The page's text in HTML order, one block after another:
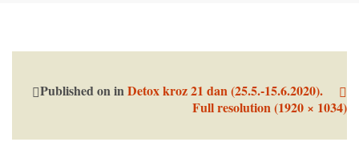
Published oninDetox kroz 21 dan (25.5.-15.6.2020).
Full resolution (1920 × 1034)